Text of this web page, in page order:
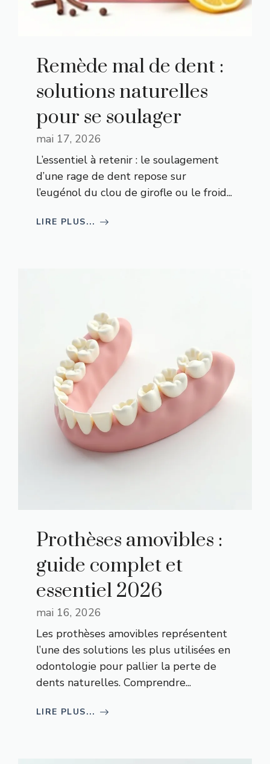
Remède mal de dent :
solutions naturelles
pour se soulager
mai 17, 2026
L’essentiel à retenir : le soulagement
d’une rage de dent repose sur
l’eugénol du clou de girofle ou le froid...
LIRE PLUS...
Prothèses amovibles :
guide complet et
essentiel 2026
mai 16, 2026
Les prothèses amovibles représentent
l’une des solutions les plus utilisées en
odontologie pour pallier la perte de
dents naturelles. Comprendre...
LIRE PLUS...